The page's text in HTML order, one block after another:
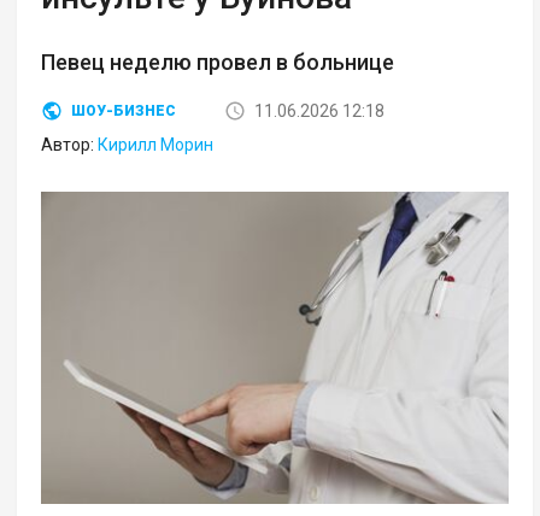
Певец неделю провел в больнице
ШОУ-БИЗНЕС
11.06.2026 12:18
Автор: Кирилл Морин